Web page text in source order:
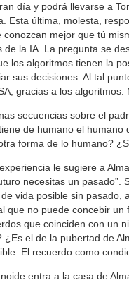
día y podrá llevarse a
Esta última, molesta,
conozcan mejor que tú
de la IA. La pregunta se
los algoritmos tienen la
sus decisiones. Al tal
gracias a los
secuencias sobre el
de humano el
forma de lo humano?
le sugiere a
necesitas un pasado”.
vida posible sin pasado,
que no puede concebir
que coinciden con un
¿Es el de la pubertad de
El recuerdo como
entra a la casa de